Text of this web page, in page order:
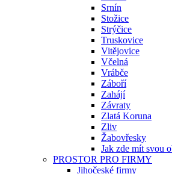
Srnín
Stožice
Strýčice
Truskovice
Vitějovice
Včelná
Vrábče
Záboří
Zahájí
Závraty
Zlatá Koruna
Zliv
Žabovřesky
Jak zde mít svou
PROSTOR PRO FIRMY
Jihočeské firmy